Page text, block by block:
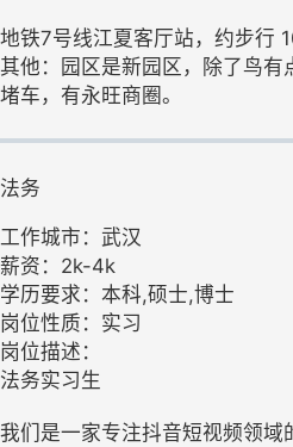
地铁7号线江夏客厅站，约步行
其他：园区是新园区，除了鸟有
堵车，有永旺商圈。
法务
工作城市：武汉
薪资：2k-4k
学历要求：本科,硕士,博士
岗位性质：实习
岗位描述：
法务实习生
我们是一家专注抖音短视频领